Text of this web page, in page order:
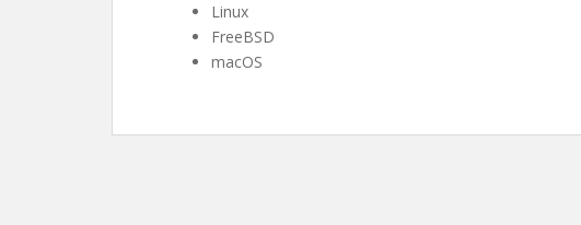
Linux
FreeBSD
macOS